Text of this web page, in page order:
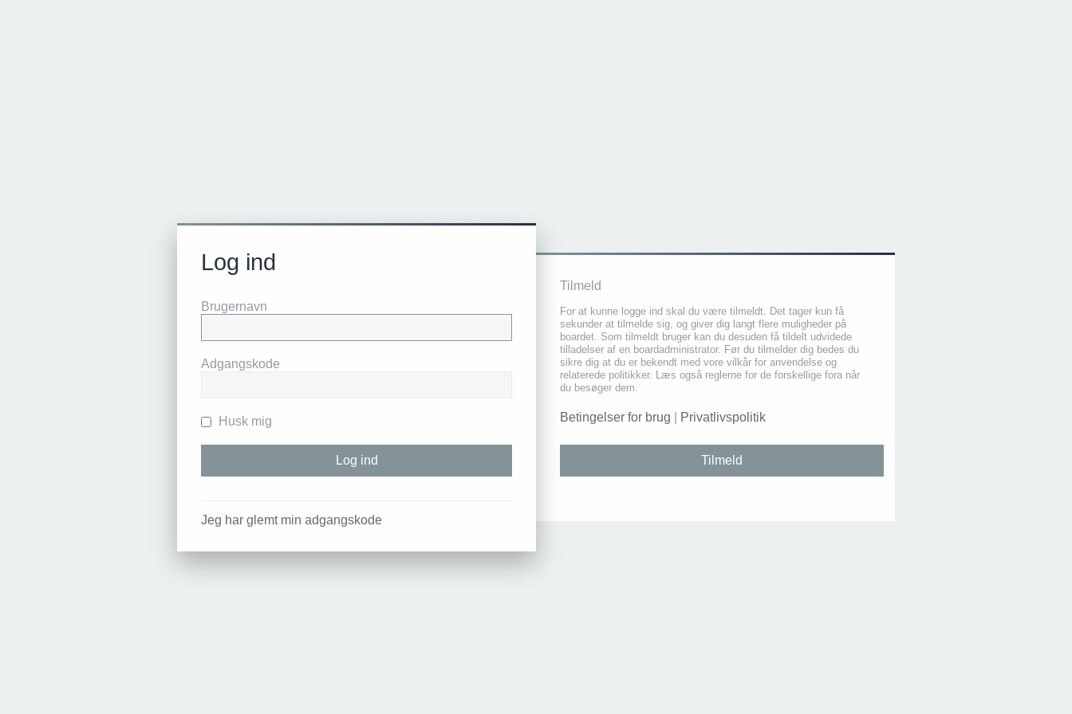
Log ind
Brugernavn
Adgangskode
Husk mig
Jeg har glemt min adgangskode
Tilmeld
For at kunne logge ind skal du være tilmeldt. Det tager kun få
sekunder at tilmelde sig, og giver dig langt flere muligheder på
boardet. Som tilmeldt bruger kan du desuden få tildelt udvidede
tilladelser af en boardadministrator. Før du tilmelder dig bedes du
sikre dig at du er bekendt med vore vilkår for anvendelse og
relaterede politikker. Læs også reglerne for de forskellige fora når
du besøger dem.
Betingelser for brug Privatlivspolitik
Tilmeld